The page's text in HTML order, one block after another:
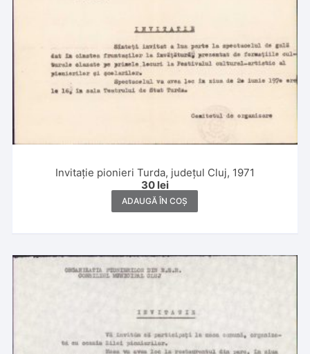
Invitație pionieri Turda, județul Cluj, 1971
30 lei
ADAUGĂ ÎN COȘ